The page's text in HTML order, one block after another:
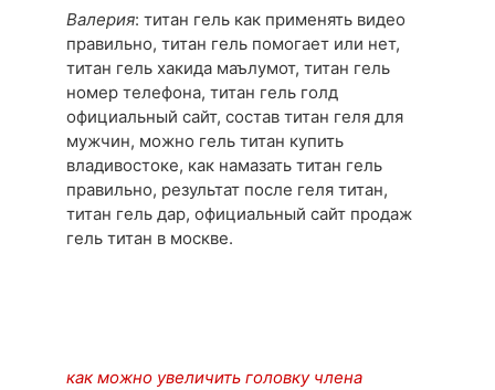
Валерия: титан гель как применять видео
правильно, титан гель помогает или нет,
титан гель хакида маълумот, титан гель
номер телефона, титан гель голд
официальный сайт, состав титан геля для
мужчин, можно гель титан купить
владивостоке, как намазать титан гель
правильно, результат после геля титан,
титан гель дар, официальный сайт продаж
гель титан в москве.
как можно увеличить головку члена